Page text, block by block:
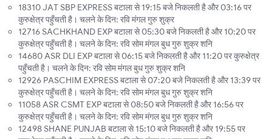
18310 JAT SBP EXPRESS बटाला से 19:15 बजे निकलती है और 03:16 पर
कुरुक्षेत्र पहुँचती है। चलने के दिन: रवि मंगल गुरु शुक्र
12716 SACHKHAND EXP बटाला से 05:30 बजे निकलती है और 10:20 पर
कुरुक्षेत्र पहुँचती है। चलने के दिन: रवि सोम मंगल बुध गुरु शुक्र शनि
14680 ASR DLI EXP बटाला से 06:15 बजे निकलती है और 11:20 पर कुरुक्षेत्र
पहुँचती है। चलने के दिन: रवि सोम मंगल बुध गुरु शुक्र शनि
12926 PASCHIM EXPRESS बटाला से 07:20 बजे निकलती है और 13:39 पर
कुरुक्षेत्र पहुँचती है। चलने के दिन: रवि सोम मंगल बुध गुरु शुक्र शनि
11058 ASR CSMT EXP बटाला से 08:50 बजे निकलती है और 16:56 पर
कुरुक्षेत्र पहुँचती है। चलने के दिन: रवि सोम मंगल बुध गुरु शुक्र शनि
12498 SHANE PUNJAB बटाला से 15:10 बजे निकलती है और 19:55 पर